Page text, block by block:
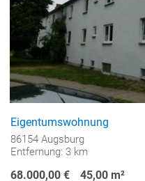
Eigentumswohnung
86154 Augsburg
Entfernung: 3 km
68.000,00 € 45,00 m²